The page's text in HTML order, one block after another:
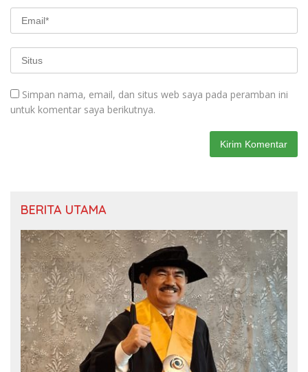
Simpan nama, email, dan situs web saya pada peramban ini
untuk komentar saya berikutnya.
BERITA UTAMA